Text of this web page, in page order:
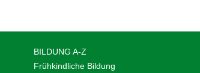
BILDUNG A-Z
Frühkindliche Bildung